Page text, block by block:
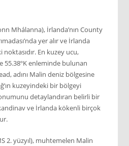
Mhálanna), İrlanda’nın County
yer alır ve İrlanda
noktasıdır. En kuzey ucu,
55.38ºK enleminde bulunan
adını Malin deniz bölgesine
kuzeyindeki bir bölgeyi
detaylandıran belirli bir
ve İrlanda kökenli birçok
2. yüzyıl), muhtemelen Malin